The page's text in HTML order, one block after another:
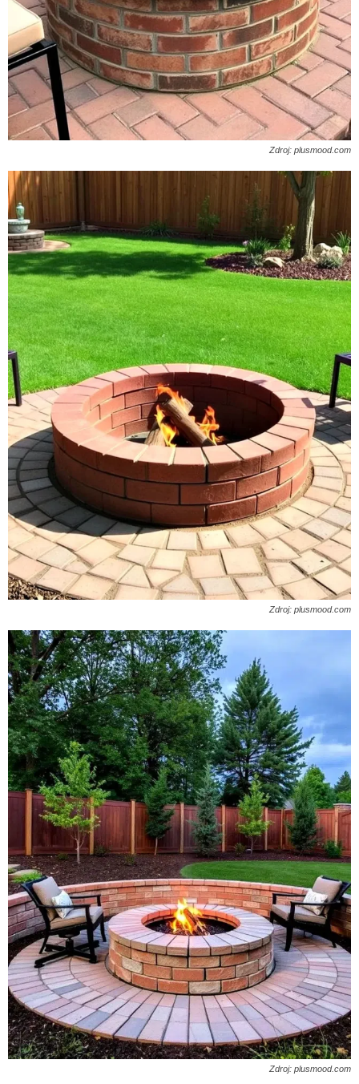
Zdroj: plusmood.com
Zdroj: plusmood.com
Zdroj: plusmood.com